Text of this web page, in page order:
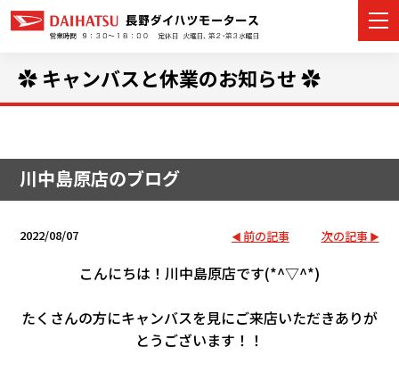
店舗情報
イベント・キャンペーン
ご購入者サポート
✿ キャンバスと休業のお知らせ ✿
川中島原店のブログ
2022/08/07 前の記事 次の記事
こんにちは！川中島原店です(*^▽^*)
たくさんの方にキャンバスを見にご来店いただきありが
とうございます！！